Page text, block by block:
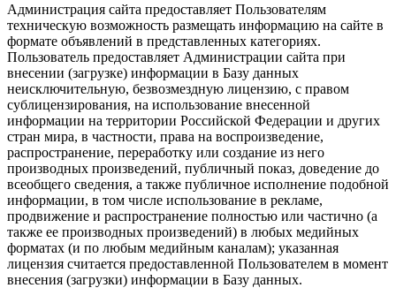
Администрация сайта предоставляет Пользователям
техническую возможность размещать информацию на сайте в
формате объявлений в представленных категориях.
Пользователь предоставляет Администрации сайта при
внесении (загрузке) информации в Базу данных
неисключительную, безвозмездную лицензию, с правом
сублицензирования, на использование внесенной
информации на территории Российской Федерации и других
стран мира, в частности, права на воспроизведение,
распространение, переработку или создание из него
производных произведений, публичный показ, доведение до
всеобщего сведения, а также публичное исполнение подобной
информации, в том числе использование в рекламе,
продвижение и распространение полностью или частично (а
также ее производных произведений) в любых медийных
форматах (и по любым медийным каналам); указанная
лицензия считается предоставленной Пользователем в момент
внесения (загрузки) информации в Базу данных.